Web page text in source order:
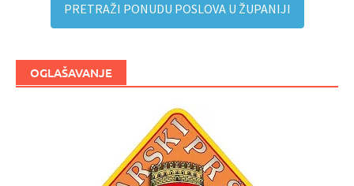
PRETRAŽI PONUDU POSLOVA U ŽUPANIJI
OGLAŠAVANJE